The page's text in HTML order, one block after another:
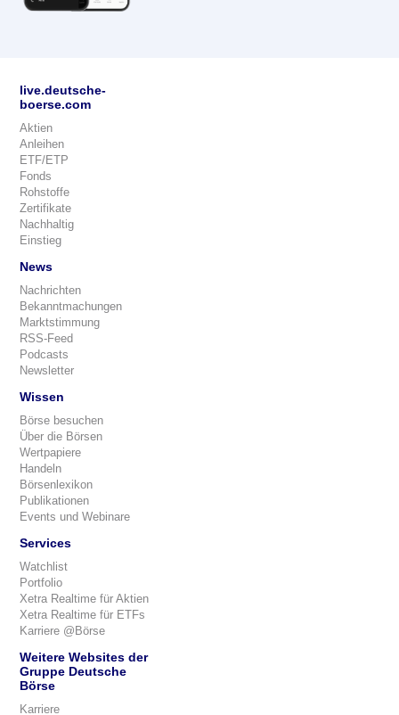
live.deutsche-
boerse.com
Aktien
Anleihen
ETF/ETP
Fonds
Rohstoffe
Zertifikate
Nachhaltig
Einstieg
News
Nachrichten
Bekanntmachungen
Marktstimmung
RSS-Feed
Podcasts
Newsletter
Wissen
Börse besuchen
Über die Börsen
Wertpapiere
Handeln
Börsenlexikon
Publikationen
Events und Webinare
Services
Watchlist
Portfolio
Xetra Realtime für Aktien
Xetra Realtime für ETFs
Karriere @Börse
Weitere Websites der
Gruppe Deutsche
Börse
Karriere